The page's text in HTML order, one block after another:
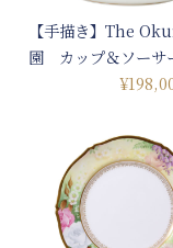
【手描き】The
園 カップ＆ソーサ